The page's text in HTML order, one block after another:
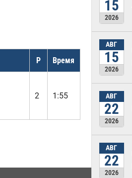
Р Время
2
1:55
15
2026
АВГ
15
2026
АВГ
22
2026
АВГ
22
2026